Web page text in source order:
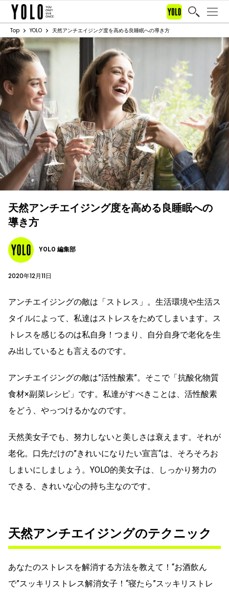
Top YOLO 天然アンチエイジング度を高める良睡眠への導き方
天然アンチエイジング度を高める良睡眠への
導き方
YOLO 編集部
2020年12月11日
アンチエイジングの敵は「ストレス」。生活環境や生活ス
タイルによって、私達はストレスをためてしまいます。ス
トレスを感じるのは私自身！つまり、自分自身で老化を生
み出しているとも言えるのです。
アンチエイジングの敵は”活性酸素”。そこで「抗酸化物質
食材×副菜レシピ」です。私達がすべきことは、活性酸素
をどう、やっつけるかなのです。
天然美女子でも、努力しないと美しさは衰えます。それが
老化。口先だけの”きれいになりたい宣言“は、そろそろお
しまいにしましょう。YOLO的美女子は、しっかり努力の
できる、きれいな心の持ち主なのです。
天然アンチエイジングのテクニック
あなたのストレスを解消する方法を教えて！“お酒飲ん
で”スッキリストレス解消女子！“寝たら”スッキリストレ